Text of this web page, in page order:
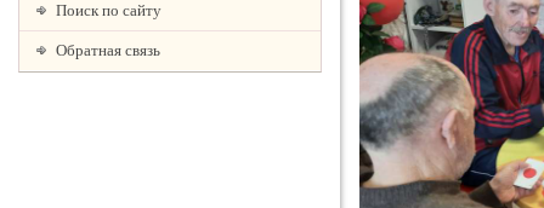
Поиск по сайту
Обратная связь